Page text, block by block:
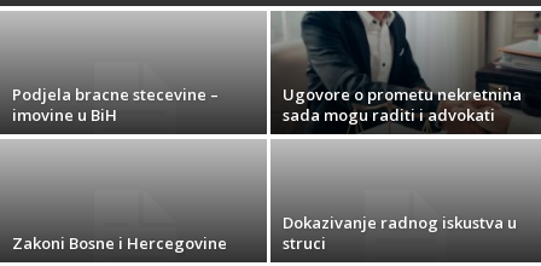
Podjela bracne stecevine –
imovine u BiH
Ugovore o prometu nekretnina
sada mogu raditi i advokati
Zakoni Bosne i Hercegovine
Dokazivanje radnog iskustva u
struci